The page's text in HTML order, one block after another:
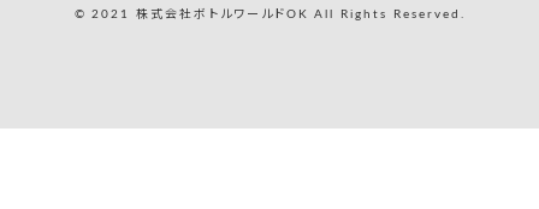
© 2021 株式会社ボトルワールドOK All Rights Reserved.